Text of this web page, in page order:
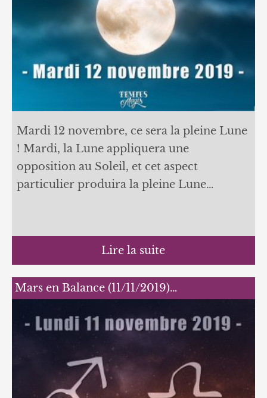
Mardi 12 novembre, ce sera la pleine Lune
! Mardi, la Lune appliquera une
opposition au Soleil, et cet aspect
particulier produira la pleine Lune…
Lire la suite
Mars en Balance (11/11/2019)…